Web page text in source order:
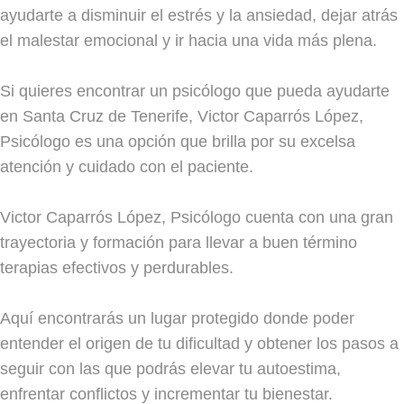
ayudarte a disminuir el estrés y la ansiedad, dejar atrás
el malestar emocional y ir hacia una vida más plena.
Si quieres encontrar un psicólogo que pueda ayudarte
en Santa Cruz de Tenerife, Victor Caparrós López,
Psicólogo es una opción que brilla por su excelsa
atención y cuidado con el paciente.
Victor Caparrós López, Psicólogo cuenta con una gran
trayectoria y formación para llevar a buen término
terapias efectivos y perdurables.
Aquí encontrarás un lugar protegido donde poder
entender el origen de tu dificultad y obtener los pasos a
seguir con las que podrás elevar tu autoestima,
enfrentar conflictos y incrementar tu bienestar.